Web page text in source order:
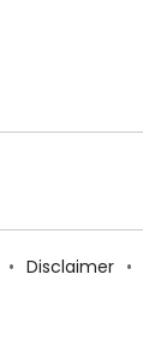
Disclaimer